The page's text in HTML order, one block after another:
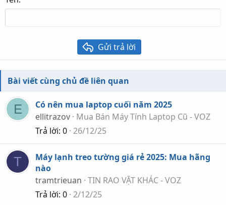
18
Tahoma
Trebuchet MS
Verdana
Heading 3
Gửi trả lời
Bài viết cùng chủ đề liên quan
E
Có nên mua laptop cuối năm 2025
ellitrazov Mua Bán Máy Tính Laptop Cũ - VOZ
Trả lời 0 26/12/25
T
Máy lạnh treo tường giá rẻ 2025: Mua hãng
nào
tramtrieuan TIN RAO VẶT KHÁC - VOZ
Trả lời 0 2/12/25